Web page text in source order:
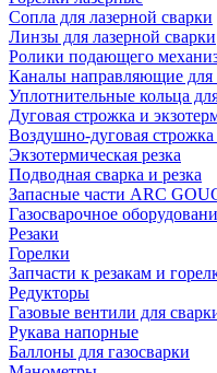
Сопла для лазерной сварки
Линзы для лазерной сварки
Ролики подающего
Каналы направляющие для
Уплотнительные кольца
Дуговая строжка и
Воздушно-дуговая строжка
Экзотермическая резка
Подводная сварка и резка
Запасные части ARC
Газосварочное
Резаки
Горелки
Запчасти к резакам и
Редукторы
Газовые вентили для
Рукава напорные
Баллоны для газосварки